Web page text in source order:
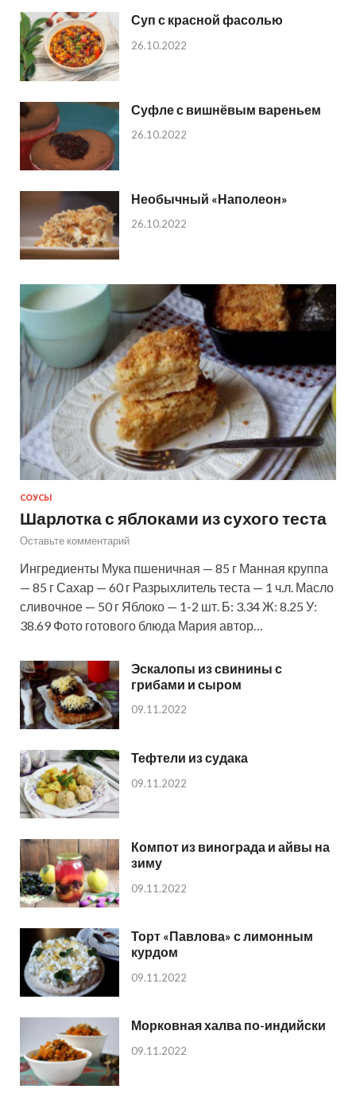
Суп с красной фасолью
26.10.2022
Суфле с вишнёвым вареньем
26.10.2022
Необычный «Наполеон»
26.10.2022
СОУСЫ
Шарлотка с яблоками из сухого теста
Оставьте комментарий
Ингредиенты Мука пшеничная — 85 г Манная круппа
— 85 г Сахар — 60 г Разрыхлитель теста — 1 ч.л. Масло
сливочное — 50 г Яблоко — 1-2 шт. Б: 3.34 Ж: 8.25 У:
38.69 Фото готового блюда Мария автор…
Эскалопы из свинины с
грибами и сыром
09.11.2022
Тефтели из судака
09.11.2022
Компот из винограда и айвы на
зиму
09.11.2022
Торт «Павлова» с лимонным
курдом
09.11.2022
Морковная халва по-индийски
09.11.2022